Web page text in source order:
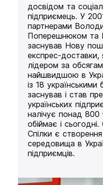
досвідом та
підприємець. У
партнерами
Поперешнюком та
заснував Нову
експрес-доставки,
лідером за
найшвидшою в
із 18
заснував і став
українських
налічує понад 800
обіймає і
Спілки є
середовища в
підприємців.